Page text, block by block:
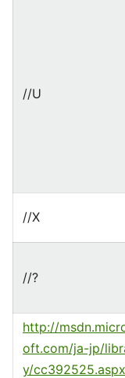
//U
//X
//?
http://
oft.com/ja-jp/
y/cc392525.aspx